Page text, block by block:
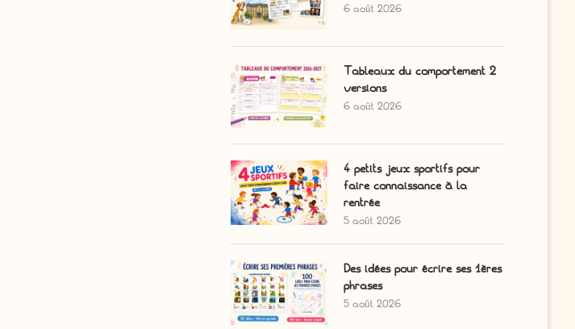
6 août 2026
Tableaux du comportement 2
versions
6 août 2026
4 petits jeux sportifs pour
faire connaissance à la
rentrée
5 août 2026
Des idées pour écrire ses 1ères
phrases
5 août 2026